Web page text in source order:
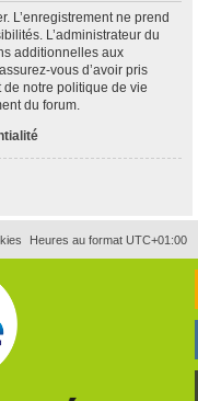
L’enregistrement ne prend
L’administrateur du
additionnelles aux
vous d’avoir pris
notre politique de vie
du forum.
Heures au format UTC+01:00